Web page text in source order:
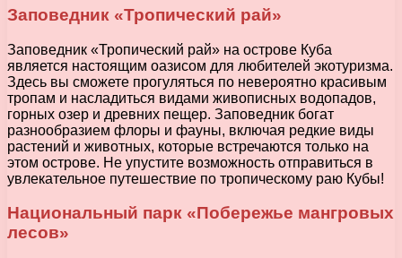
Заповедник «Тропический рай»
Заповедник «Тропический рай» на острове Куба
является настоящим оазисом для любителей экотуризма.
Здесь вы сможете прогуляться по невероятно красивым
тропам и насладиться видами живописных водопадов,
горных озер и древних пещер. Заповедник богат
разнообразием флоры и фауны, включая редкие виды
растений и животных, которые встречаются только на
этом острове. Не упустите возможность отправиться в
увлекательное путешествие по тропическому раю Кубы!
Национальный парк «Побережье мангровых
лесов»